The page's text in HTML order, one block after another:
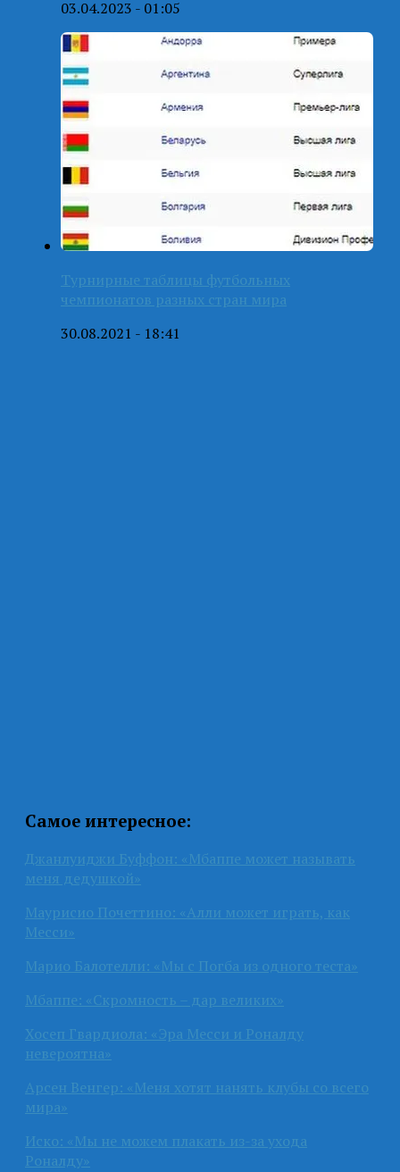
03.04.2023 - 01:05
Турнирные таблицы футбольных
чемпионатов разных стран мира
30.08.2021 - 18:41
Самое интересное:
Джанлуиджи Буффон: «Мбаппе может называть
меня дедушкой»
Маурисио Почеттино: «Алли может играть, как
Месси»
Марио Балотелли: «Мы с Погба из одного теста»
Мбаппе: «Скромность – дар великих»
Хосеп Гвардиола: «Эра Месси и Роналду
невероятна»
Арсен Венгер: «Меня хотят нанять клубы со всего
мира»
Иско: «Мы не можем плакать из-за ухода
Роналду»